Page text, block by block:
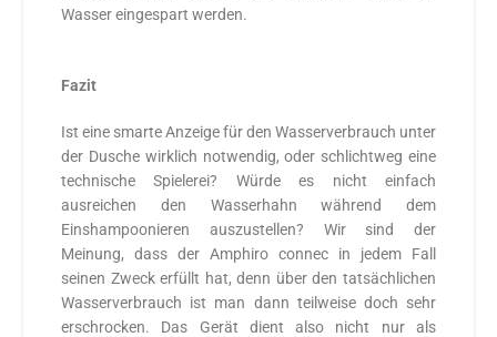
Wasser eingespart werden.
Fazit
Ist eine smarte Anzeige für den Wasserverbrauch unter
der Dusche wirklich notwendig, oder schlichtweg eine
technische Spielerei? Würde es nicht einfach
ausreichen den Wasserhahn während dem
Einshampoonieren auszustellen? Wir sind der
Meinung, dass der Amphiro connec in jedem Fall
seinen Zweck erfüllt hat, denn über den tatsächlichen
Wasserverbrauch ist man dann teilweise doch sehr
erschrocken. Das Gerät dient also nicht nur als